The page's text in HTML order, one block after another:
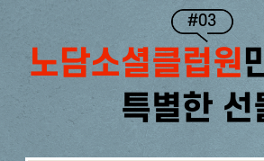
#03
노담소셜클럽원
특별한 선